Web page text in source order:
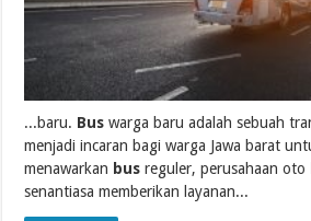
...baru. Bus warga baru adalah sebuah
menjadi incaran bagi warga Jawa barat
menawarkan bus reguler, perusahaan oto
senantiasa memberikan layanan...